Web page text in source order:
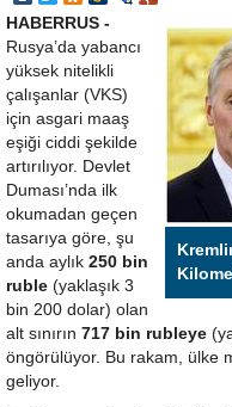
HABERRUS -
Rusya’da yabancı
yüksek nitelikli
çalışanlar (VKS)
için asgari maaş
eşiği ciddi şekilde
artırılıyor. Devlet
Duması’nda ilk
okumadan geçen
tasarıya göre, şu
anda aylık 250 bin
ruble (yaklaşık 3
bin 200 dolar) olan
alt sınırın 717 bin rubleye
öngörülüyor. Bu rakam, ülke
geliyor.